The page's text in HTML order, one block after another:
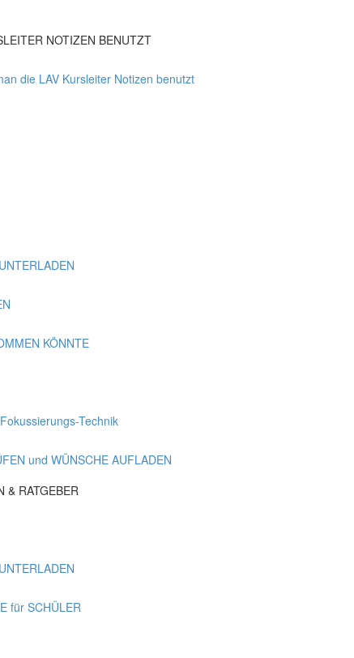
NOTIZEN BENUTZT
die LAV Kursleiter Notizen benutzt
KÖNNTE
Technik
und WÜNSCHE AUFLADEN
& RATGEBER
für SCHÜLER